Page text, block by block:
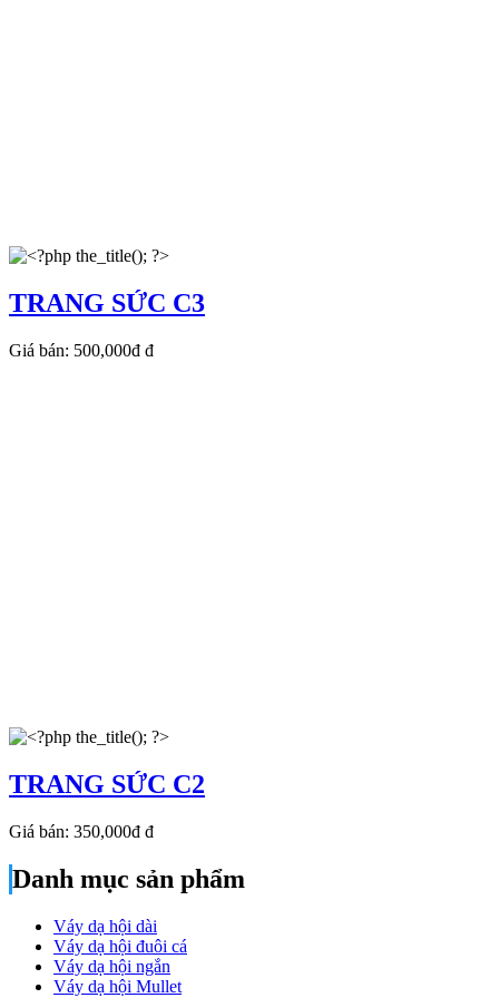
TRANG SỨC C3
Giá bán: 500,000đ đ
TRANG SỨC C2
Giá bán: 350,000đ đ
Danh mục sản phẩm
Váy dạ hội dài
Váy dạ hội đuôi cá
Váy dạ hội ngắn
Váy dạ hội Mullet